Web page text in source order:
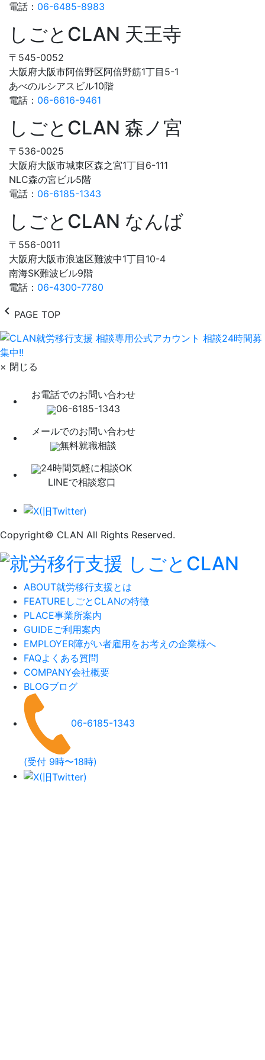
電話： 06-6485-8983
しごとCLAN 天王寺
〒545-0052
大阪府大阪市阿倍野区阿倍野筋1丁目5-1
あべのルシアスビル10階
電話： 06-6616-9461
しごとCLAN 森ノ宮
〒536-0025
大阪府大阪市城東区森之宮1丁目6-111
NLC森の宮ビル5階
電話： 06-6185-1343
しごとCLAN なんば
〒556-0011
大阪府大阪市浪速区難波中1丁目10-4
南海SK難波ビル9階
電話： 06-4300-7780
chevron_left PAGE TOP
× 閉じる
お電話でのお問い合わせ
06-6185-1343
メールでのお問い合わせ
無料就職相談
24時間気軽に相談OK
LINEで相談窓口
Copyright© CLAN All Rights Reserved.
ABOUT就労移行支援とは
FEATURE しごとCLANの特徴
PLACE事業所案内
GUIDEご利用案内
EMPLOYER障がい者雇用をお考えの企業様へ
FAQよくある質問
COMPANY会社概要
BLOGブログ
06-6185-1343
(受付 9時〜18時)